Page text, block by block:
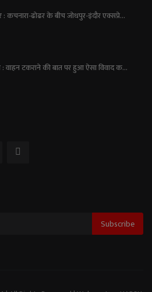
: कचनारा-ढोढर के बीच जोधपुर-इंदौर एक्सप्रे...
: वाहन टकराने की बात पर हुआ ऐसा विवाद क...
Subscribe